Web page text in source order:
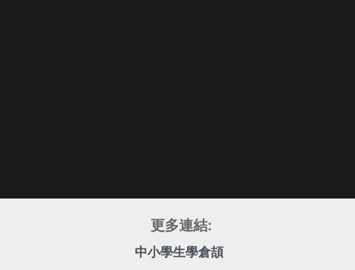
更多連結:
中小學生學倉頡